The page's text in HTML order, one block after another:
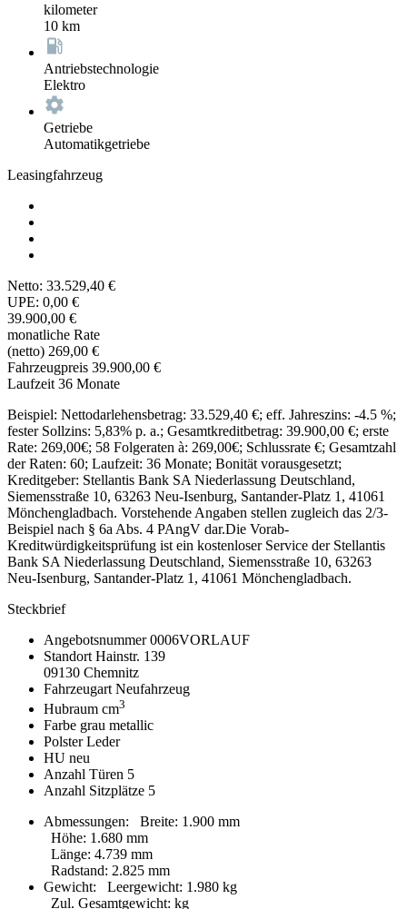
kilometer
10 km
Antriebstechnologie
Elektro
Getriebe
Automatikgetriebe
Leasingfahrzeug
Netto: 33.529,40 €
UPE: 0,00 €
39.900,00 €
monatliche Rate
(netto) 269,00 €
Fahrzeugpreis 39.900,00 €
Laufzeit 36 Monate
Beispiel: Nettodarlehensbetrag: 33.529,40 €; eff. Jahreszins: -4.5 %;
fester Sollzins: 5,83% p. a.; Gesamtkreditbetrag: 39.900,00 €; erste
Rate: 269,00€; 58 Folgeraten à: 269,00€; Schlussrate €; Gesamtzahl
der Raten: 60; Laufzeit: 36 Monate; Bonität vorausgesetzt;
Kreditgeber: Stellantis Bank SA Niederlassung Deutschland,
Siemensstraße 10, 63263 Neu-Isenburg, Santander-Platz 1, 41061
Mönchengladbach. Vorstehende Angaben stellen zugleich das 2/3-
Beispiel nach § 6a Abs. 4 PAngV dar.Die Vorab-
Kreditwürdigkeitsprüfung ist ein kostenloser Service der Stellantis
Bank SA Niederlassung Deutschland, Siemensstraße 10, 63263
Neu-Isenburg, Santander-Platz 1, 41061 Mönchengladbach.
Steckbrief
Angebotsnummer0006VORLAUF
Standort Hainstr. 139
09130 Chemnitz
Fahrzeugart Neufahrzeug
Hubraum cm3
Farbe grau metallic
PolsterLeder
HU neu
Anzahl Türen 5
Anzahl Sitzplätze 5
Abmessungen:
Breite: 1.900 mm
Höhe: 1.680 mm
Länge: 4.739 mm
Radstand: 2.825 mm
Gewicht:
Leergewicht: 1.980 kg
Zul. Gesamtgewicht: kg